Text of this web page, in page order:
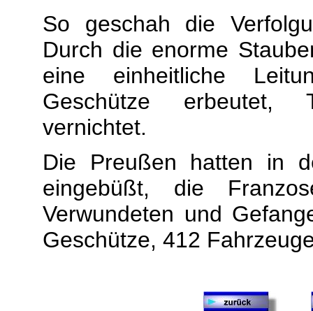
So geschah die
Durch die enorme
eine einheitliche
Geschütze erbeutet,
vernichtet.
Die Preußen hatten in
eingebüßt, die
Verwundeten und
Geschütze, 412